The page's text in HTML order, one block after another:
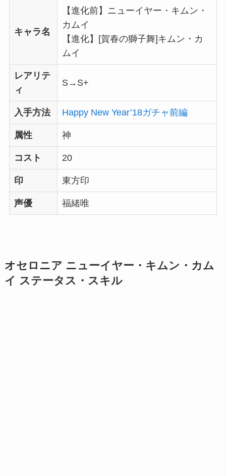
キャラ名
【進化前】ニューイヤー・キムン・
カムイ
【進化】[賀春の獅子舞]キムン・カ
ムイ
レアリテ
ィ
S→S+
入手方法 Happy New Year’18ガチャ前編
属性 神
コスト 20
印 東方印
声優 福緒唯
オセロニア ニューイヤー・キムン・カム
イ ステータス・スキル